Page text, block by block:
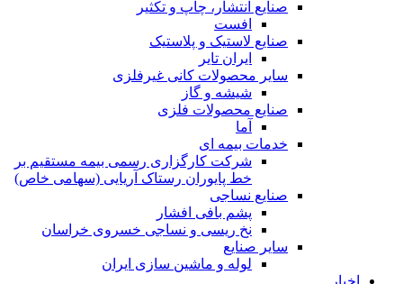
صنایع انتشار، چاپ و تکثير
افست
صنایع لاستیک و پلاستیک
ایران تایر
ساير محصولات كانی غيرفلزی
شیشه و گاز
صنایع محصولات فلزی
آما
خدمات بیمه ای
شرکت کارگزاری رسمی بیمه مستقیم بر
خط پایوران رستاک آریایی (سهامی خاص)
صنایع نساجی
پشم بافی افشار
نخ ریسی و نساجی خسروی خراسان
سایر صنایع
لوله و ماشین سازی ایران
اخبار